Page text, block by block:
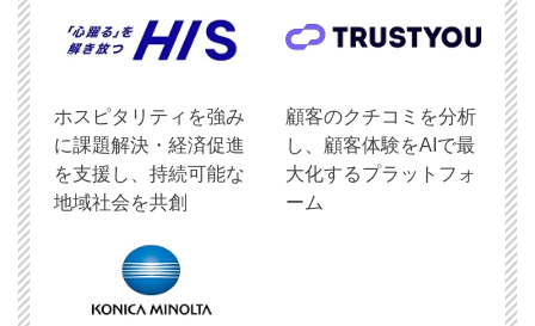
ホスピタリティを強み
に課題解決・経済促進
を支援し、持続可能な
地域社会を共創
顧客のクチコミを分析
し、顧客体験をAIで最
大化するプラットフォ
ーム